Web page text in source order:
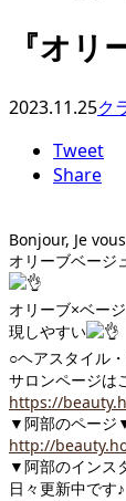
『オ
2023.11.25ク
Tweet
Share
Bonjour, Je
オリーブベージ
オリーブ×ベー
現しやすい
○ヘアスタイル
サロンページは
https://
▼阿部のページ
http://
▼阿部のインス
日々更新中です♪